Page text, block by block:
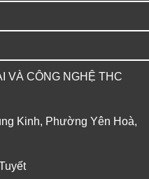
VÀ CÔNG NGHỆ THC
Kinh, Phường Yên Hoà,